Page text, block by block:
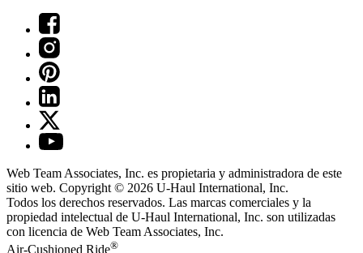
Web Team Associates, Inc. es propietaria y administradora de este
sitio web. Copyright © 2026 U-Haul International, Inc.
Todos los derechos reservados. Las marcas comerciales y la
propiedad intelectual de U-Haul International, Inc. son utilizadas
con licencia de Web Team Associates, Inc.
Air-Cushioned Ride®